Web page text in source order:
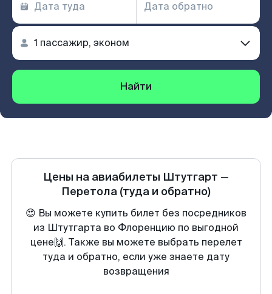
Найти
Цены на авиабилеты Штутгарт —
Перетола (туда и обратно)
😍 Вы можете купить билет без посредников
из Штутгарта во Флоренцию по выгодной
цене🙌. Также вы можете выбрать перелет
туда и обратно, если уже знаете дату
возвращения